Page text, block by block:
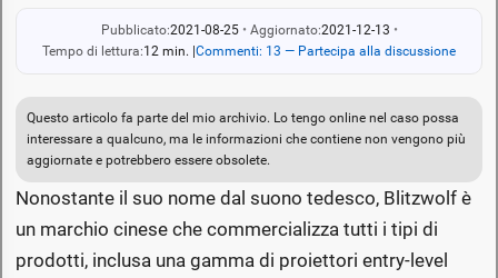
Pubblicato:2021-08-25 • Aggiornato:2021-12-13 •
Tempo di lettura:12 min. Commenti: 13 — Partecipa alla discussione
Questo articolo fa parte del mio archivio. Lo tengo online nel caso possa
interessare a qualcuno, ma le informazioni che contiene non vengono più
aggiornate e potrebbero essere obsolete.
Nonostante il suo nome dal suono tedesco, Blitzwolf è
un marchio cinese che commercializza tutti i tipi di
prodotti, inclusa una gamma di proiettori entry-level